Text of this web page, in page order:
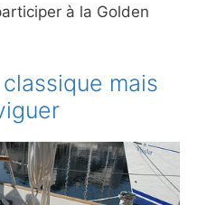
à la Golden
mais